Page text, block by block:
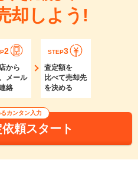
却しよう!
2
から
メール
絡
STEP3
査定額を
比べて売却先
を決める
カンタン入力
頼スタート